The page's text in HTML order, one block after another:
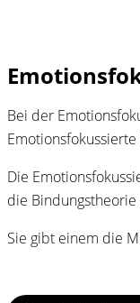
Bei der
Die
die
Sie gibt einem die